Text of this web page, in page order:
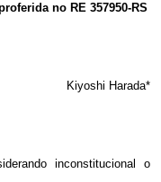
no RE 357950-RS
Kiyoshi Harada*
inconstitucional o